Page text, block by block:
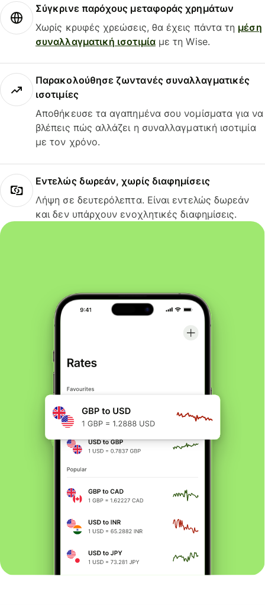
Σύγκρινε παρόχους μεταφοράς χρημάτων
Χωρίς κρυφές χρεώσεις, θα έχεις πάντα τη μέση
συναλλαγματική ισοτιμίαμε τη Wise.
Παρακολούθησε ζωντανές συναλλαγματικές
ισοτιμίες
Αποθήκευσε τα αγαπημένα σου νομίσματα για να
βλέπεις πώς αλλάζει η συναλλαγματική ισοτιμία
με τον χρόνο.
Εντελώς δωρεάν, χωρίς διαφημίσεις
Λήψη σε δευτερόλεπτα. Είναι εντελώς δωρεάν
και δεν υπάρχουν ενοχλητικές διαφημίσεις.